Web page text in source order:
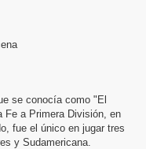
se conocía como "El
Fe a Primera División, en
fue el único en jugar tres
y Sudamericana.